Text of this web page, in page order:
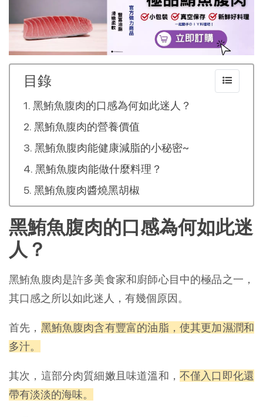
目錄
黑鮪魚腹肉的口感為何如此迷人？
黑鮪魚腹肉的營養價值
黑鮪魚腹肉能健康減脂的小秘密~
黑鮪魚腹肉能做什麼料理？
黑鮪魚腹肉醬燒黑胡椒
黑鮪魚腹肉的口感為何如此迷
人？
黑鮪魚腹肉是許多美食家和廚師心目中的極品之一，
其口感之所以如此迷人，有幾個原因。
首先， 黑鮪魚腹肉含有豐富的油脂，使其更加濕潤和
多汁。
其次，這部分肉質細嫩且味道溫和， 不僅入口即化還
帶有淡淡的海味。